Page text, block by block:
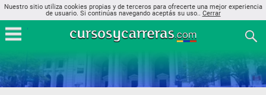
Nuestro sitio utiliza cookies propias y de terceros para ofrecerte una mejor experiencia
de usuario. Si continúas navegando aceptás su uso.. Cerrar